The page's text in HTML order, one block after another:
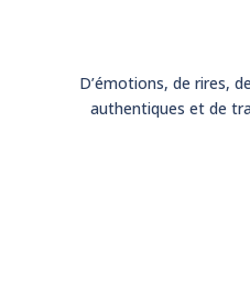
D’émotions, de rires,
authentiques et de